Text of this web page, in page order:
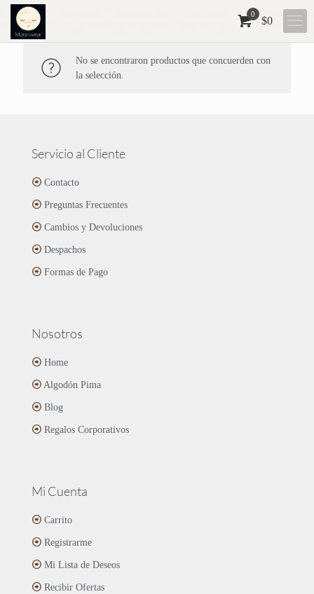
0
$0
No se encontraron productos que concuerden con
la selección.
Servicio al Cliente
Contacto
Preguntas Frecuentes
Cambios y Devoluciones
Despachos
Formas de Pago
Nosotros
Home
Algodón Pima
Blog
Regalos Corporativos
Mi Cuenta
Carrito
Registrarme
Mi Lista de Deseos
Recibir Ofertas